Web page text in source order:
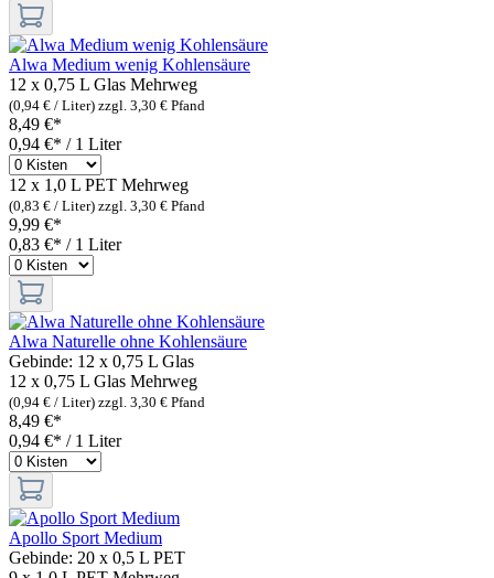
Alwa Medium wenig Kohlensäure
12 x 0,75 L Glas Mehrweg
(0,94 € / Liter) zzgl. 3,30 € Pfand
8,49 €*
0,94 €* / 1 Liter
12 x 1,0 L PET Mehrweg
(0,83 € / Liter) zzgl. 3,30 € Pfand
9,99 €*
0,83 €* / 1 Liter
Alwa Naturelle ohne Kohlensäure
Gebinde: 12 x 0,75 L Glas
12 x 0,75 L Glas Mehrweg
(0,94 € / Liter) zzgl. 3,30 € Pfand
8,49 €*
0,94 €* / 1 Liter
Apollo Sport Medium
Gebinde: 20 x 0,5 L PET